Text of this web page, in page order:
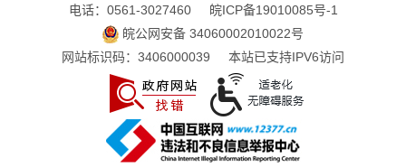
电话：0561-3027460
皖ICP备19010085号-1
皖公网安备 34060002010022号
网站标识码：3406000039
本站已支持IPV6访问